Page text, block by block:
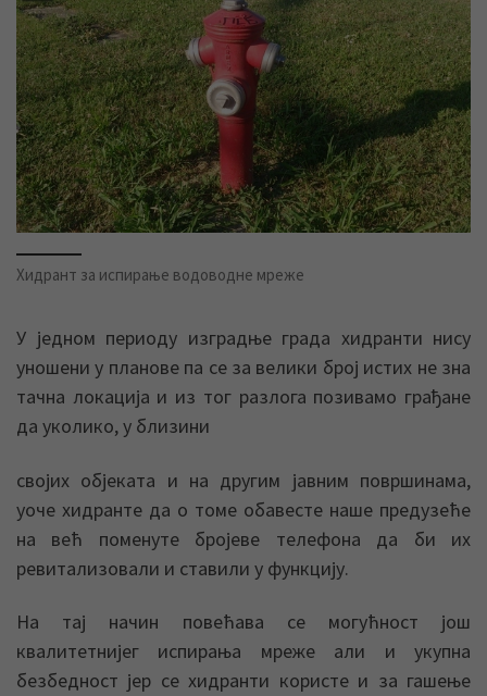
Хидрант за испирање водоводне мреже
У једном периоду изградње града хидранти нису
уношени у планове па се за велики број истих не зна
тачна локација и из тог разлога позивамо грађане
да уколико, у близини
својих објеката и на другим јавним површинама,
уоче хидранте да о томе обавесте наше предузеће
на већ поменуте бројеве телефона да би их
ревитализовали и ставили у функцију.
На тај начин повећава се могућност још
квалитетнијег испирања мреже али и укупна
безбедност јер се хидранти користе и за гашење